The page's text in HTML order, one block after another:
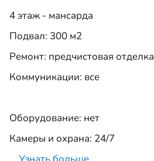
4 этаж - мансарда
Подвал: 300 м2
Ремонт: предчистовая отделка
Коммуникации: все
Оборудование: нет
Камеры и охрана: 24/7